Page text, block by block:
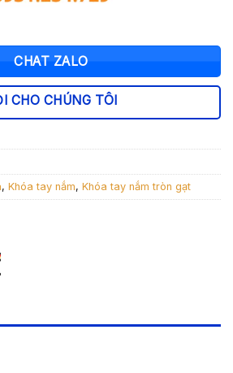
CHAT ZALO
CHO CHÚNG TÔI
, Khóa tay nắm, Khóa tay nắm tròn gạt